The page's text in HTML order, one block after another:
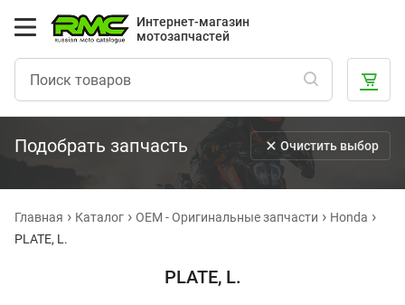
Интернет-магазин
мотозапчастей
Подобрать запчасть Очистить выбор
Главная Каталог OEM - Оригинальные запчасти
Honda
PLATE, L.
PLATE, L.